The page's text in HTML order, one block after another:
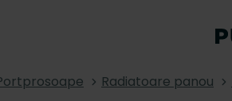
Radiatoare panou